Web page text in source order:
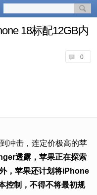
18标配12GB内
0
冲击，连定价极高的苹
透露，苹果正在探索
，苹果还计划将iPhone
控制，不得不将最初规